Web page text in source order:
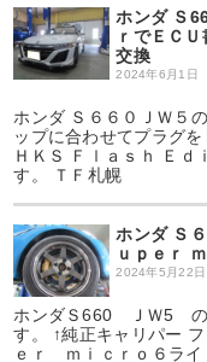
ホンダ Ｓ
ｒでＥＣ
交換
2024年6月1日
ホンダ Ｓ６６０ＪＷ５
ップに合わせてプラグ
ＨＫＳ Ｆｌａｓｈ Ｅｄ
す。 ＴＦ札幌
ホンダ Ｓ
ｕｐｅｒ
2024年5月22日
ホンダＳ660 ＪＷ5 の
す。 ↑純正キャリパー
ｅｒ ｍｉｃｒｏ６ライ